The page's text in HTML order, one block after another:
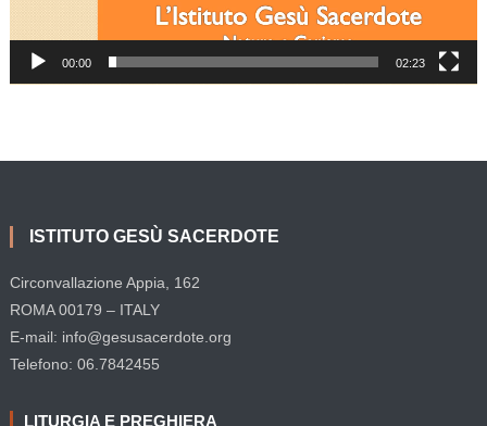
00:00 02:23
ISTITUTO GESÙ SACERDOTE
Circonvallazione Appia, 162
ROMA 00179 – ITALY
E-mail: info@gesusacerdote.org
Telefono: 06.7842455
LITURGIA E PREGHIERA